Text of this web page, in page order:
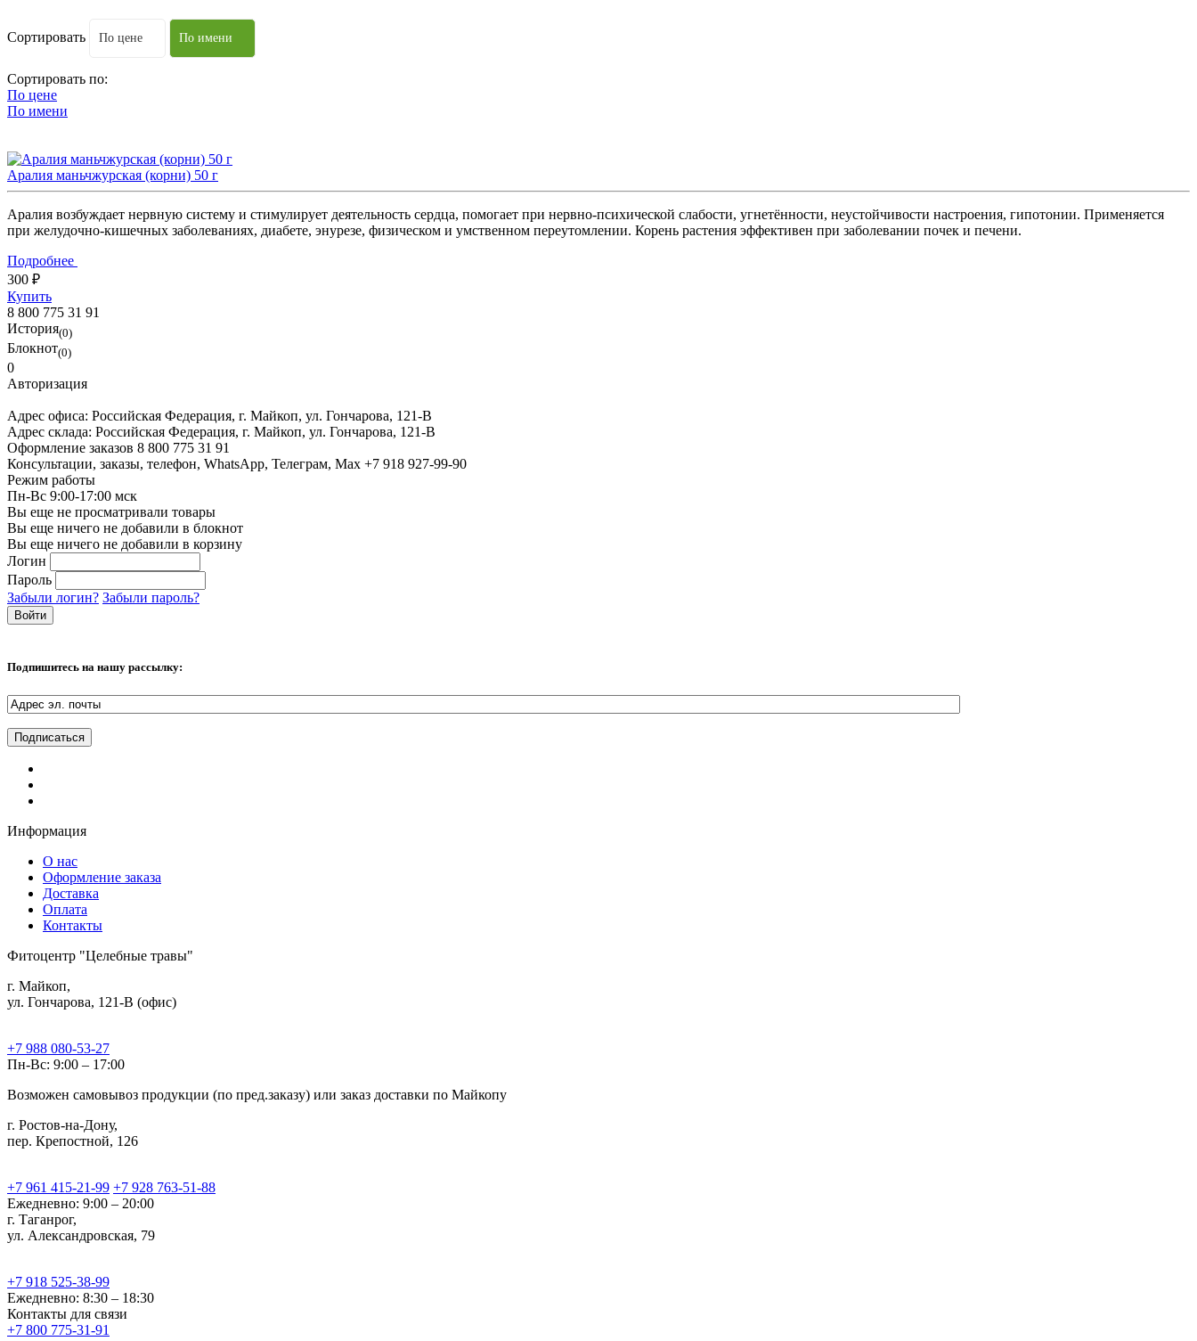
Сортировать По цене По имени
Сортировать по:
По цене
По имени
Аралия маньчжурская (корни) 50 г
Аралия возбуждает нервную систему и стимулирует деятельность сердца, помогает при нервно-психической слабости, угнетённости, неустойчивости настроения, гипотонии. Применяется
при желудочно-кишечных заболеваниях, диабете, энурезе, физическом и умственном переутомлении. Корень растения эффективен при заболевании почек и печени.
Подробнее
300 ₽
Купить
8 800 775 31 91
История(0)
Блокнот(0)
0
Авторизация
Адрес офиса: Российская Федерация, г. Майкоп, ул. Гончарова, 121-В
Адрес склада: Российская Федерация, г. Майкоп, ул. Гончарова, 121-В
Оформление заказов 8 800 775 31 91
Консультации, заказы, телефон, WhatsApp, Телеграм, Мах +7 918 927-99-90
Режим работы
Пн-Вс 9:00-17:00 мск
Вы еще не просматривали товары
Вы еще ничего не добавили в блокнот
Вы еще ничего не добавили в корзину
Логин
Пароль
Забыли логин? Забыли пароль?
Подпишитесь на нашу рассылку:
Информация
О нас
Оформление заказа
Доставка
Оплата
Контакты
Фитоцентр "Целебные травы"
г. Майкоп,
ул. Гончарова, 121-В (офис)
+7 988 080-53-27
Пн-Вс: 9:00 – 17:00
Возможен самовывоз продукции (по пред.заказу) или заказ доставки по Майкопу
г. Ростов-на-Дону,
пер. Крепостной, 126
+7 961 415-21-99 +7 928 763-51-88
Ежедневно: 9:00 – 20:00
г. Таганрог,
ул. Александровская, 79
+7 918 525-38-99
Ежедневно: 8:30 – 18:30
Контакты для связи
+7 800 775-31-91